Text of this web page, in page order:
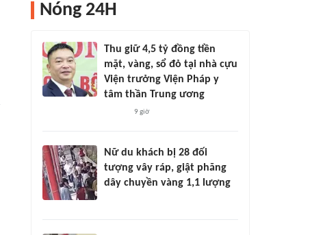
Nóng 24H
Thu giữ 4,5 tỷ đồng tiền
mặt, vàng, sổ đỏ tại nhà cựu
Viện trưởng Viện Pháp y
tâm thần Trung ương
9 giờ
Nữ du khách bị 28 đối
tượng vây ráp, giật phăng
dây chuyền vàng 1,1 lượng